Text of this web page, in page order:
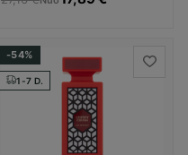
-54%
1-7 D.